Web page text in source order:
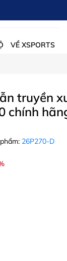
VỀ XSPORTS
truyền
chính
26P270-D